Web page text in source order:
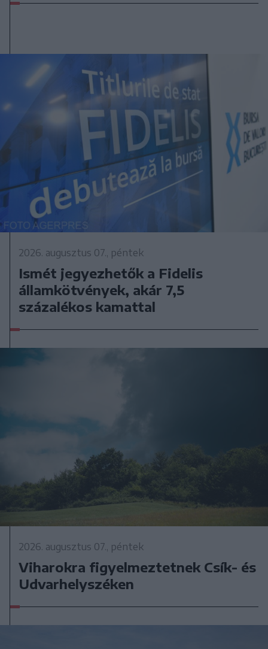
2026. augusztus 07., péntek
Ismét jegyezhetők a Fidelis
államkötvények, akár 7,5
százalékos kamattal
2026. augusztus 07., péntek
Viharokra figyelmeztetnek Csík- és
Udvarhelyszéken